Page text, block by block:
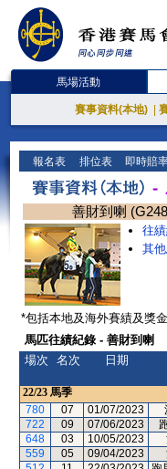
馬場活動
賽事資料(本地)
報名表 排位表 即時賠
善財到喇
往
其
*包括本地及海外賽績及獎金
馬匹往績紀錄 - 善財到喇
場次
名次 日期
22/23 馬季
780
07 01/07/2023
722
09 07/06/2023
648
03 10/05/2023
559
05 09/04/2023